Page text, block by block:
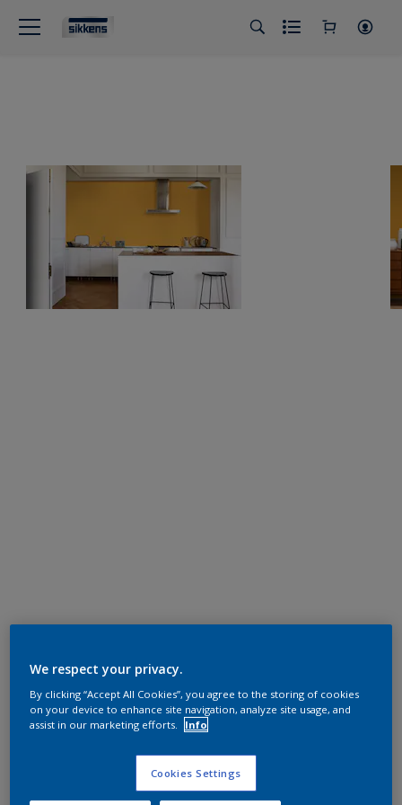
We respect your privacy.
By clicking “Accept All Cookies”, you agree to the storing of cookies
on your device to enhance site navigation, analyze site usage, and
assist in our marketing efforts.
Info
Cookies Settings